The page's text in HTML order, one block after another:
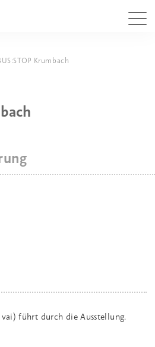
Krumbach
führt durch die Ausstellung.